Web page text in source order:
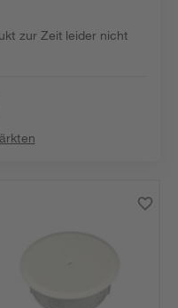
zur Zeit leider nicht